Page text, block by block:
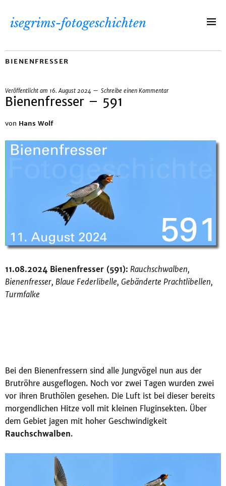
isegrims-fotogeschichten
BIENENFRESSER
Veröffentlicht am 16. August 2024 Schreibe einen Kommentar
Bienenfresser – 591
von Hans Wolf
11.08.2024 Bienenfresser (591): Rauchschwalben,
Bienenfresser, Blaue Federlibelle, Gebänderte Prachtlibellen,
Turmfalke
Bei den Bienenfressern sind alle Jungvögel nun aus der
Brutröhre ausgeflogen. Noch vor zwei Tagen wurden zwei
vor ihren Bruthölen gesehen. Die Luft ist bei dieser bereits
morgendlichen Hitze voll mit kleinen Fluginsekten. Über
dem Gebiet jagen mit hoher Geschwindigkeit
Rauchschwalben.